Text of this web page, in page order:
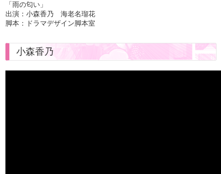
「雨の匂い」
出演：小森香乃 海老名瑠花
脚本：
ドラマデザイン脚本室
小森香乃